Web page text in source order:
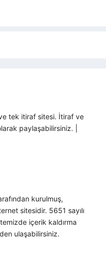
tek itiraf sitesi. İtiraf ve
paylaşabilirsiniz. |
kurulmuş,
sitesidir. 5651 sayılı
içerik kaldırma
ulaşabilirsiniz.